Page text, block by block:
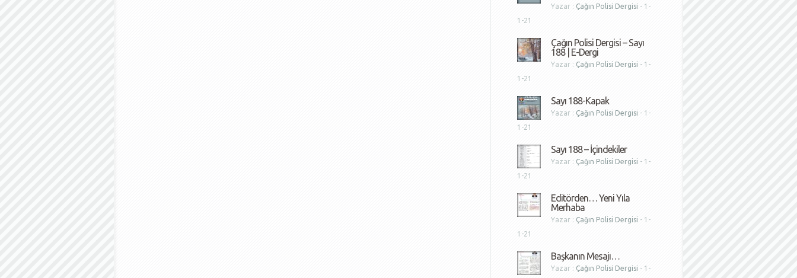
Yazar : Çağın Polisi Dergisi - 1-
1-21
Çağın Polisi Dergisi – Sayı
188 | E-Dergi
Yazar : Çağın Polisi Dergisi - 1-
1-21
Sayı 188-Kapak
Yazar : Çağın Polisi Dergisi - 1-
1-21
Sayı 188 – İçindekiler
Yazar : Çağın Polisi Dergisi - 1-
1-21
Editörden… Yeni Yıla
Merhaba
Yazar : Çağın Polisi Dergisi - 1-
1-21
Başkanın Mesajı…
Yazar : Çağın Polisi Dergisi - 1-